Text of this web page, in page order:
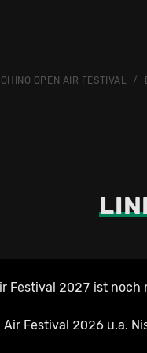
OPEN AIR FESTIVAL
Festival 2027 ist
Air Festival 2026 u.a.